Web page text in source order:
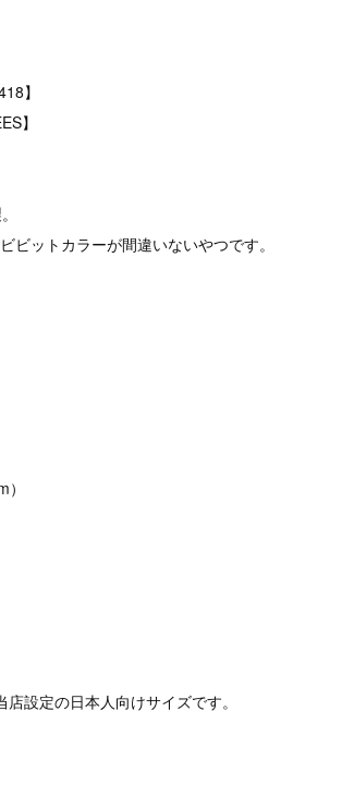
】
】
ビットカラーが間違いないやつです。
設定の日本人向けサイズです。